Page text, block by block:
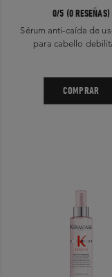
0/5 (0 RESEÑAS)
Sérum anti-caída de
para cabello
COMPRAR